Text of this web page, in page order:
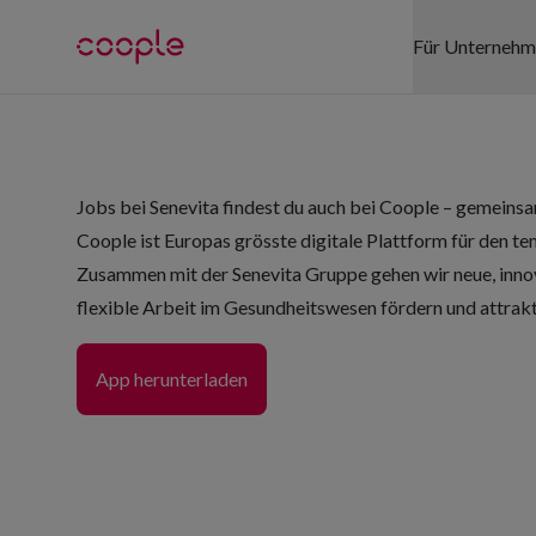
Für
Logistik
Jobs bei Senevita findest du auch bei Coople –
Coople ist Europas grösste digitale Plattform für den
Zusammen mit der Senevita Gruppe gehen wir neue,
flexible Arbeit im Gesundheitswesen fördern und
App herunterladen